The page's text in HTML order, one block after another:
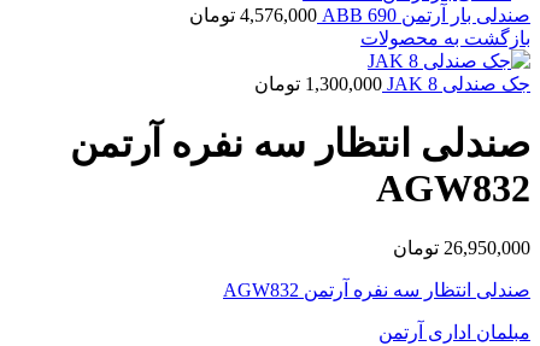
صندلی بار آرتمن ABB 690 4,576,000 تومان
بازگشت به محصولات
جک صندلی JAK 8 1,300,000 تومان
صندلی انتظار سه نفره آرتمن
AGW832
26,950,000 تومان
صندلی انتظار سه نفره آرتمن AGW832
مبلمان اداری آرتمن